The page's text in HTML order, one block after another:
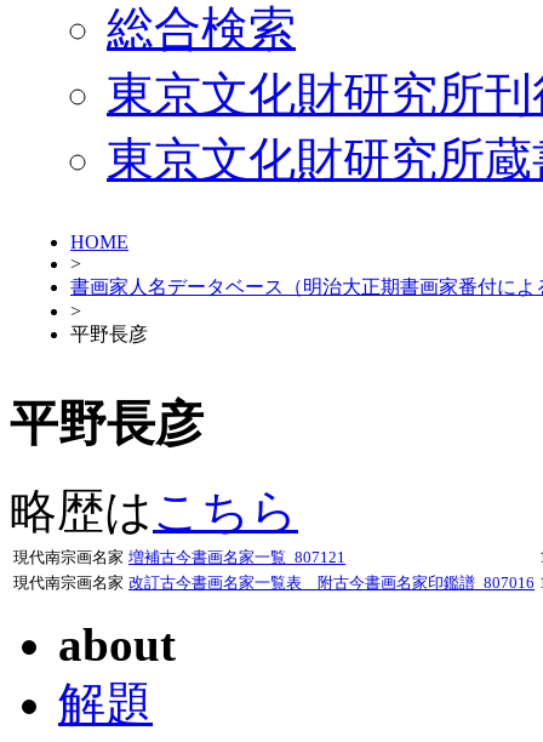
総合検索
東京文化財研究所
東京文化財研究所
HOME
>
書画家人名データベース（明治大正期書画家番付によ
>
平野長彦
平野長彦
略歴はこちら
現代南宗画名家 増補古今書画名家一覧_807121
現代南宗画名家 改訂古今書画名家一覧表 附古今書画名家印鑑譜_807016
about
解題